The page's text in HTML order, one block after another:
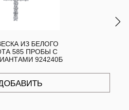
ИЗ БЕЛОГО
585 ПРОБЫ С
924240Б